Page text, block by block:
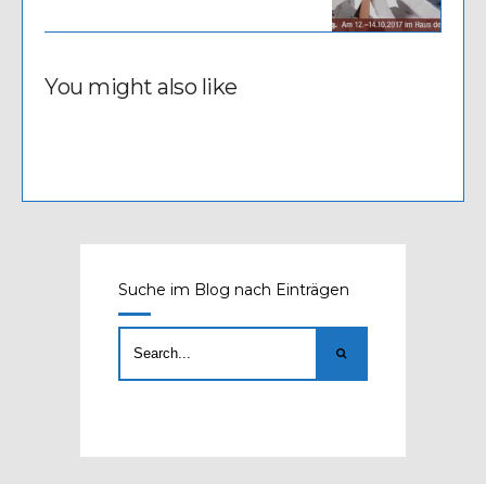
You might also like
Suche im Blog nach Einträgen